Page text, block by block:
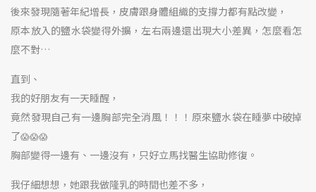
後來發現隨著年紀增長，皮膚跟身體組織的支撐力都有點改變，
原本放入的鹽水袋變得外擴，左右兩邊還出現大小差異， 怎麼看怎
麼不對…
直到、
我的好朋友有一天睡醒，
竟然發現自己有一邊胸部完全消風！ ！ ！ 原來鹽水袋在睡夢中破掉
了😱😱😱
胸部變得一邊有、一邊沒有，只好立馬找醫生協助修復。
我仔細想想，她跟我做隆乳的時間也差不多，